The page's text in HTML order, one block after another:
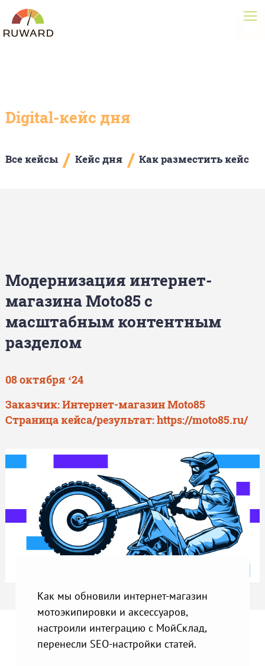
Digital-кейс дня
Все кейсы / Кейс дня / Как разместить кейс
Модернизация интернет-
магазина Moto85 с
масштабным контентным
разделом
08 октября ‘24
Заказчик: Интернет-магазин Moto85
Страница кейса/результат:https://moto85.ru/
Как мы обновили интернет-магазин
мотоэкипировки и аксессуаров,
настроили интеграцию с МойСклад,
перенесли SEO-настройки статей.